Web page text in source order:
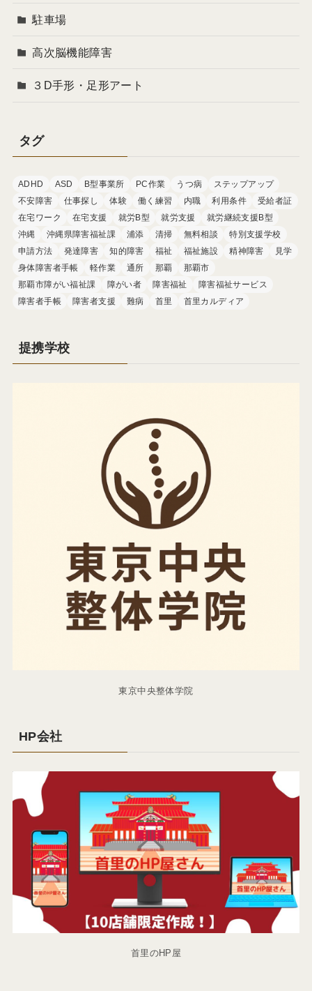
駐車場
高次脳機能障害
３D手形・足形アート
タグ
ADHD ASD B型事業所 PC作業 うつ病
ステップアップ
不安障害
仕事探し 体験 働く練習 内職 利用条件
受給者証
在宅ワーク
在宅支援 就労B型 就労支援
就労継続支援B型
沖縄
沖縄県障害福祉課 浦添 清掃 無料相談
特別支援学校
申請方法
発達障害 知的障害 福祉 福祉施設 精神障害
見学
身体障害者手帳
軽作業 通所 那覇
那覇市
那覇市障がい福祉課
障がい者 障害福祉
障害福祉サービス
障害者手帳
障害者支援 難病 首里 首里カルディア
提携学校
東京中央整体学院
HP会社
首里のHP屋